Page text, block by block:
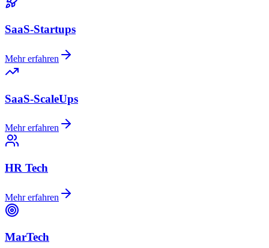
SaaS-Startups
Mehr erfahren
SaaS-ScaleUps
Mehr erfahren
HR Tech
Mehr erfahren
MarTech